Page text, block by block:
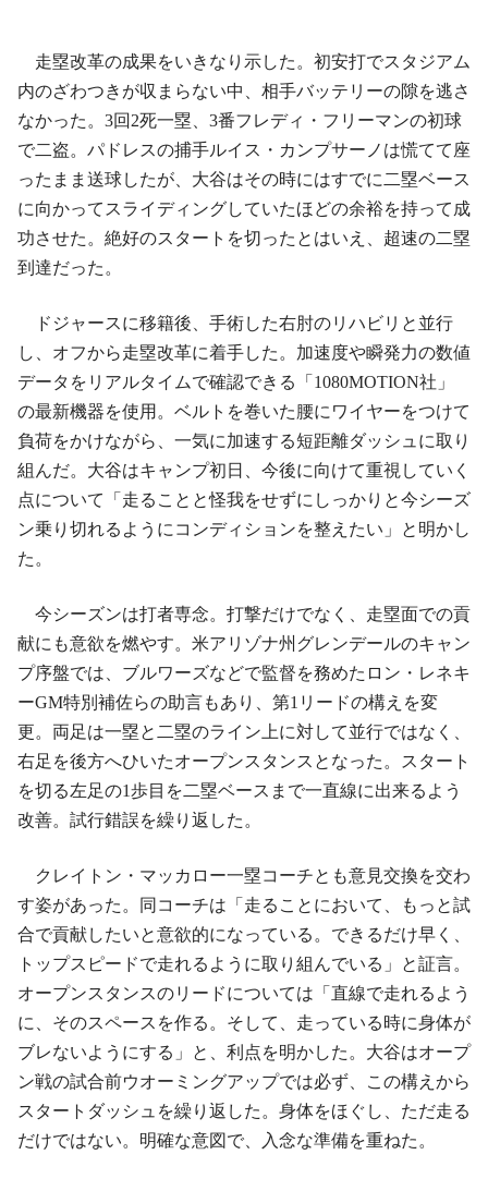
走塁改革の成果をいきなり示した。初安打でスタジアム
内のざわつきが収まらない中、相手バッテリーの隙を逃さ
なかった。3回2死一塁、3番フレディ・フリーマンの初球
で二盗。パドレスの捕手ルイス・カンプサーノは慌てて座
ったまま送球したが、大谷はその時にはすでに二塁ベース
に向かってスライディングしていたほどの余裕を持って成
功させた。絶好のスタートを切ったとはいえ、超速の二塁
到達だった。
ドジャースに移籍後、手術した右肘のリハビリと並行
し、オフから走塁改革に着手した。加速度や瞬発力の数値
データをリアルタイムで確認できる「1080MOTION社」
の最新機器を使用。ベルトを巻いた腰にワイヤーをつけて
負荷をかけながら、一気に加速する短距離ダッシュに取り
組んだ。大谷はキャンプ初日、今後に向けて重視していく
点について「走ることと怪我をせずにしっかりと今シーズ
ン乗り切れるようにコンディションを整えたい」と明かし
た。
今シーズンは打者専念。打撃だけでなく、走塁面での貢
献にも意欲を燃やす。米アリゾナ州グレンデールのキャン
プ序盤では、ブルワーズなどで監督を務めたロン・レネキ
ーGM特別補佐らの助言もあり、第1リードの構えを変
更。両足は一塁と二塁のライン上に対して並行ではなく、
右足を後方へひいたオープンスタンスとなった。スタート
を切る左足の1歩目を二塁ベースまで一直線に出来るよう
改善。試行錯誤を繰り返した。
クレイトン・マッカロー一塁コーチとも意見交換を交わ
す姿があった。同コーチは「走ることにおいて、もっと試
合で貢献したいと意欲的になっている。できるだけ早く、
トップスピードで走れるように取り組んでいる」と証言。
オープンスタンスのリードについては「直線で走れるよう
に、そのスペースを作る。そして、走っている時に身体が
ブレないようにする」と、利点を明かした。大谷はオープ
ン戦の試合前ウオーミングアップでは必ず、この構えから
スタートダッシュを繰り返した。身体をほぐし、ただ走る
だけではない。明確な意図で、入念な準備を重ねた。